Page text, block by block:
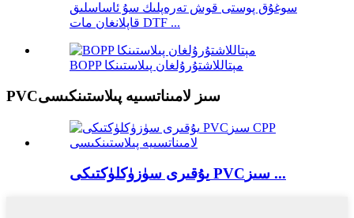
سوغۇق پوستى قوش تەرەپلىك سۇ ئاساسلىق
قاپلانغان مات DTF ...
BOPP مېتاللاشتۇرۇلغان پىلاستىنكا
PVCسىز لامىناتسىيە پىلاستىنكىسى
يۇقىرى سۈزۈكلۈكتىكى PVCسىز ...